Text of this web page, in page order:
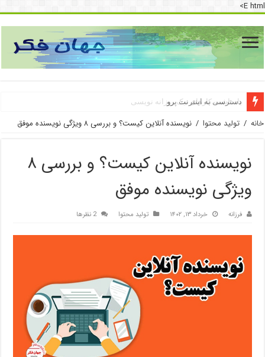
E html>
دسترسی به اینترنت پرو
خانه / تولید محتوا / نویسنده آنلاین کیست؟ و بررسی ۸ ویژگی نویسنده موفق
نویسنده آنلاین کیست؟ و بررسی ۸
ویژگی نویسنده موفق
فرزانه خرداد ۱۳, ۱۴۰۲ تولید محتوا 2 نظرها